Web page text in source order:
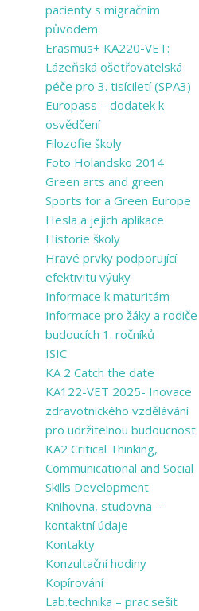
pacienty s migračním
původem
Erasmus+ KA220-VET:
Lázeňská ošetřovatelská
péče pro 3. tisíciletí (SPA3)
Europass – dodatek k
osvědčení
Filozofie školy
Foto Holandsko 2014
Green arts and ​green
Sports for a ​Green Europe
Hesla a jejich aplikace
Historie školy
Hravé prvky podporující
efektivitu výuky
Informace k maturitám
Informace pro žáky a rodiče
budoucích 1. ročníků
ISIC
KA 2 Catch the date
KA122-VET 2025- Inovace
zdravotnického vzdělávání
pro udržitelnou budoucnost
KA2 Critical Thinking,
Communicational and Social
Skills Development
Knihovna, studovna –
kontaktní údaje
Kontakty
Konzultační hodiny
Kopírování
Lab.technika – prac.sešit